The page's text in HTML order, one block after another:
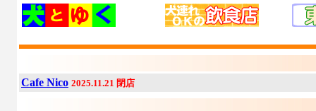
Cafe Nico 2025.11.21 閉店